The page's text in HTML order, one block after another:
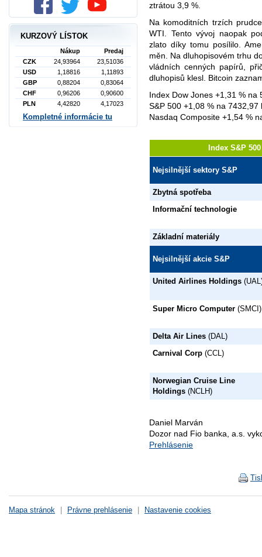
ztrátou 3,9 %.
Na komoditních trzích
WTI. Tento vývoj naopak
zlato díky tomu posílilo.
měn. Na dluhopisovém trhu
vládních cenných papírů,
dluhopisů klesl. Bitcoin
Index Dow Jones +1,31 % na
S&P 500 +1,08 % na 7432,97
Nasdaq Composite +1,54 %
Index S&P
Nejsilnější sektory S&P
Zbytná spotřeba
Informační technologie
Základní materiály
Nejsilnější akcie S&P
United Airlines Holdings
Super Micro Computer (SMCI)
Delta Air Lines (DAL)
Carnival Corp (CCL)
Norwegian Cruise Line
Holdings (NCLH)
Daniel Marván
Dozor nad Fio banka, a.s.
Prehlásenie
KURZOVÝ LÍSTOK
Nákup
Predaj
CZK
24,93964
23,51036
USD
1,18816
1,11893
GBP
0,88204
0,83064
CHF
0,96206
0,90600
PLN
4,42820 4,17023
Kompletné informácie tu
Mapa stránok | Právne prehlásenie | Nastavenie cookies